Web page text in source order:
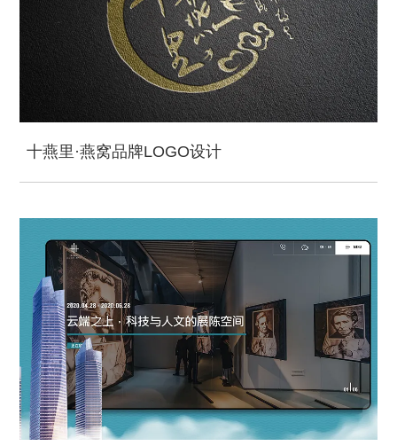
十燕里·燕窝品牌LOGO设计